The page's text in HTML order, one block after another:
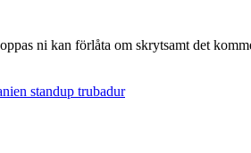
ni kan förlåta om skrytsamt det
standup trubadur